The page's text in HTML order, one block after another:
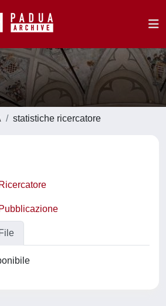
statistiche ricercatore